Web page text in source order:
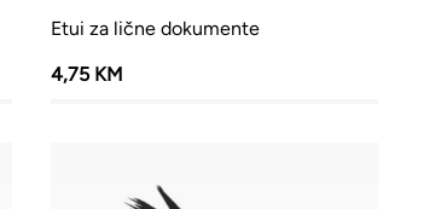
Etui za lične dokumente
4,75 KM